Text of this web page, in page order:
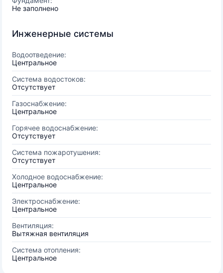
Не заполнено
Инженерные системы
Водоотведение:
Центральное
Система водостоков:
Отсутствует
Газоснабжение:
Центральное
Горячее водоснабжение:
Отсутствует
Система пожаротушения:
Отсутствует
Холодное водоснабжение:
Центральное
Электроснабжение:
Центральное
Вентиляция:
Вытяжная вентиляция
Система отопления:
Центральное